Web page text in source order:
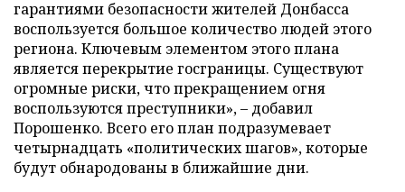
гарантиями безопасности жителей Донбасса
воспользуется большое количество людей этого
региона. Ключевым элементом этого плана
является перекрытие госграницы. Существуют
огромные риски, что прекращением огня
воспользуются преступники», – добавил
Порошенко. Всего его план подразумевает
четырнадцать «политических шагов», которые
будут обнародованы в ближайшие дни.